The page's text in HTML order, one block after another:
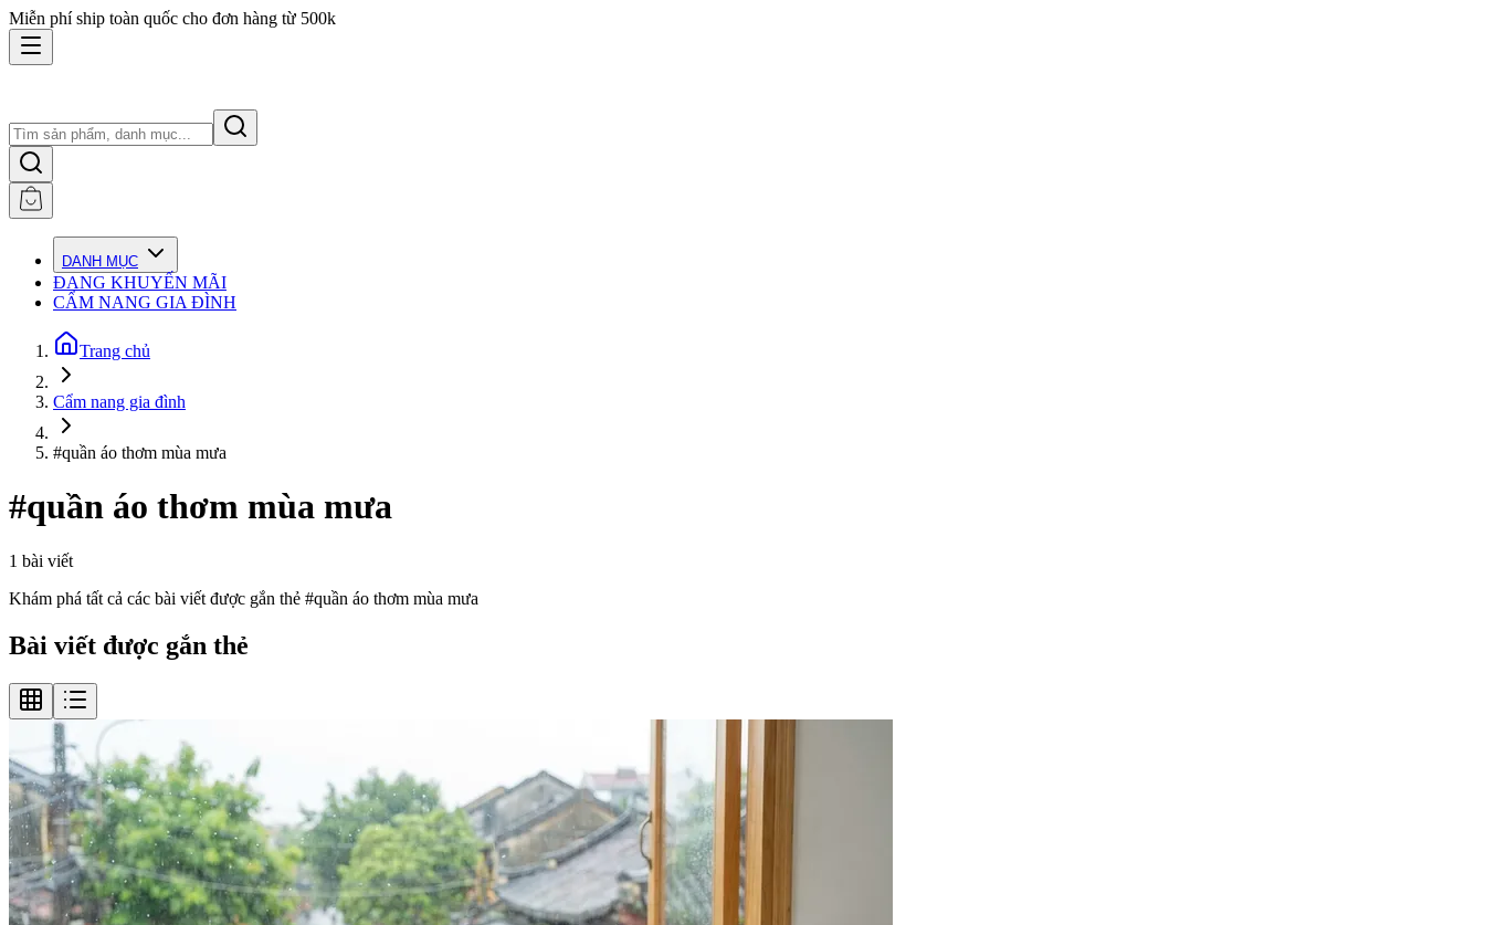
Miễn phí ship toàn quốc cho đơn hàng từ 500k
DANH MỤC
ĐANG KHUYẾN MÃI
CẨM NANG GIA ĐÌNH
Trang chủ
Cẩm nang gia đình
#quần áo thơm mùa mưa
#quần áo thơm mùa mưa
1 bài viết
Khám phá tất cả các bài viết được gắn thẻ #quần áo thơm mùa mưa
Bài viết được gắn thẻ